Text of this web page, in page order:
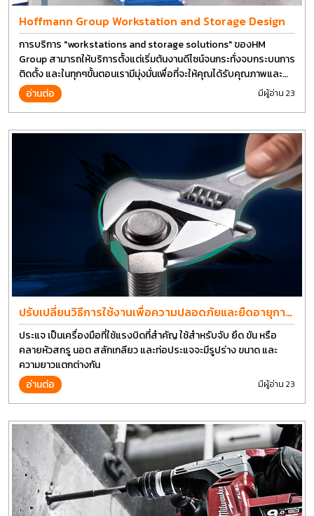
Hoffmann Group Workstation and Storage Design
การบริการ "workstations and storage solutions" ของHM
Group สามารถให้บริการตั้งแต่เริ่มต้นงานดีไซน์จนกระทั่งจบกระบนการ
ติดตั้ง และในทุกๆขั้นตอนเรามีมุ่งมั่นเพื่อที่จะให้คุณได้รับคุณภาพและ
การที่งานที่ดีที่สุด บนต้นทุนที่ดีที่สุดเช่นกัน
อ่านต่อ มีผู้อ่าน 23
ปรับเปลี่ยนวิธีการใช้งานเพื่อความปลอดภัยและยืดอายุการ
ใช้งานประแจได้อีกนาน
ประแจ เป็นเครื่องมือที่ใช้แรงบิดที่สำคัญ ใช้สำหรับจับ ยึด ขัน หรือ
คลายหัวสกรู นอต สลักเกลียว และท่อประแจจะมีรูปร่าง ขนาด และ
ความยาวแตกต่างกัน
อ่านต่อ
มีผู้อ่าน 23